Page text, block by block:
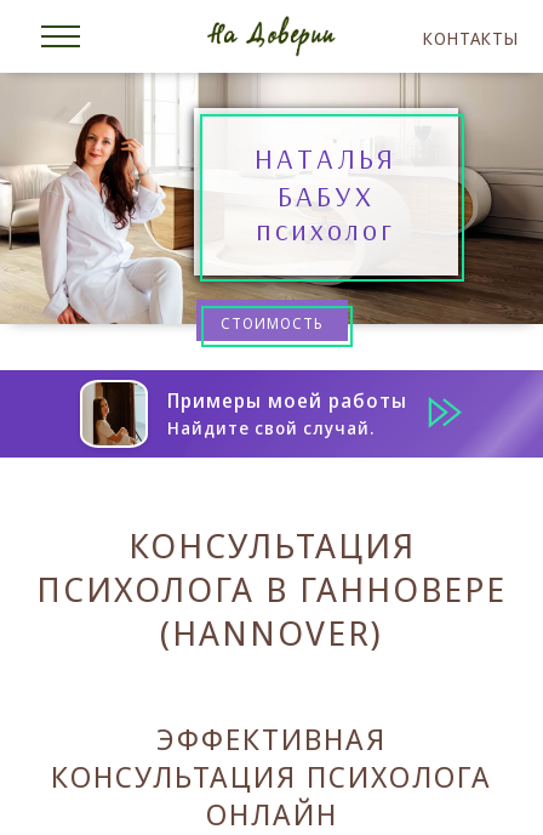
КОНТАКТЫ
НАТАЛЬЯ
БАБУХ
психолог
СТОИМОСТЬ
Примеры моей работы
Найдите свой случай.
КОНСУЛЬТАЦИЯ
ПСИХОЛОГА В ГАННОВЕРЕ
(HANNOVER)
ЭФФЕКТИВНАЯ
КОНСУЛЬТАЦИЯ ПСИХОЛОГА
ОНЛАЙН